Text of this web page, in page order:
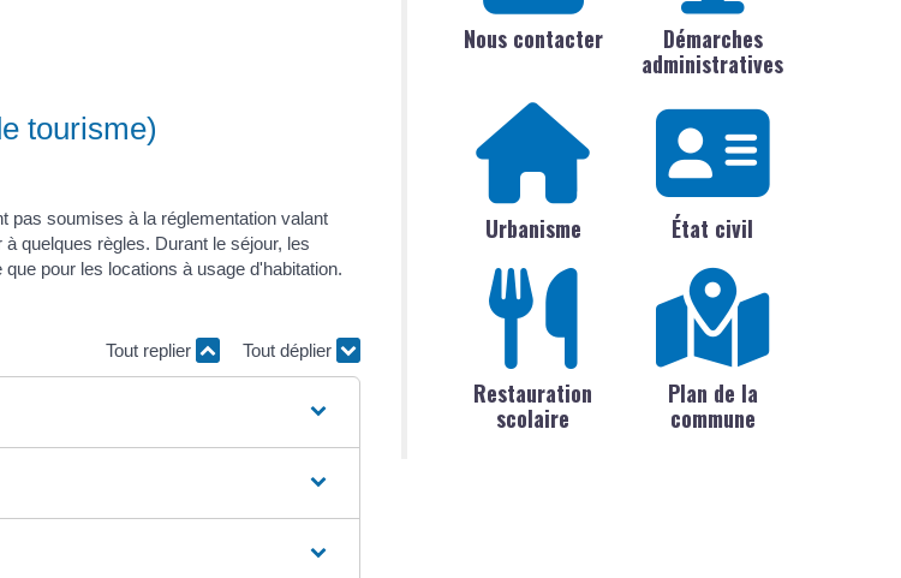
tourisme)
pas soumises à la réglementation valant
quelques règles. Durant le séjour, les
pour les locations à usage d'habitation.
Tout replier Tout déplier
Nous contacter
Démarches
administratives
Urbanisme État civil
Restauration
scolaire
Plan de la
commune